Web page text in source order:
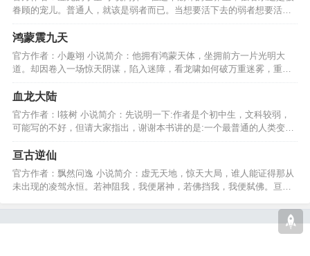
眷顾的宠儿。普通人，就该是弱者而已。当想要活下去的弱者想要活下
去，又要怎样活下去呢?…
鸿蒙震九天
官方作者：小趣翊 小说简介：他拥有鸿蒙天体，坐拥前方一片光明大
道。却因卷入一场惊天阴谋，陷入迷障，看龙啸如何破万重迷雾，重见
光明，终成就至尊鸿蒙。…
血龙大陆
官方作者：l筱树 小说简介：先说明一下:作者是个初中生，文科较弱，
可能写的不好，但请大家指出，谢谢本书讲的是:一个最普通的人类变成
天地间的王者的故事…
亘古逆仙
官方作者：飘然问逸 小说简介：虚无天地，惊天大局，谁人能证得那从
未出现的凌驾永恒。若神阻我，我便屠神，若佛挡我，我便弑佛。亘古